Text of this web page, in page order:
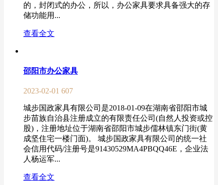
的，封闭式的办公，所以，办公家具要求具备强大的存
储功能用...
查看全文
邵阳市办公家具
2023-02-01 607
城步国政家具有限公司是2018-01-09在湖南省邵阳市城
步苗族自治县注册成立的有限责任公司(自然人投资或控
股)，注册地址位于湖南省邵阳市城步儒林镇东门街(黄
成坚住宅一楼门面)。 城步国政家具有限公司的统一社
会信用代码/注册号是91430529MA4PBQQ46E，企业法
人杨运军...
查看全文